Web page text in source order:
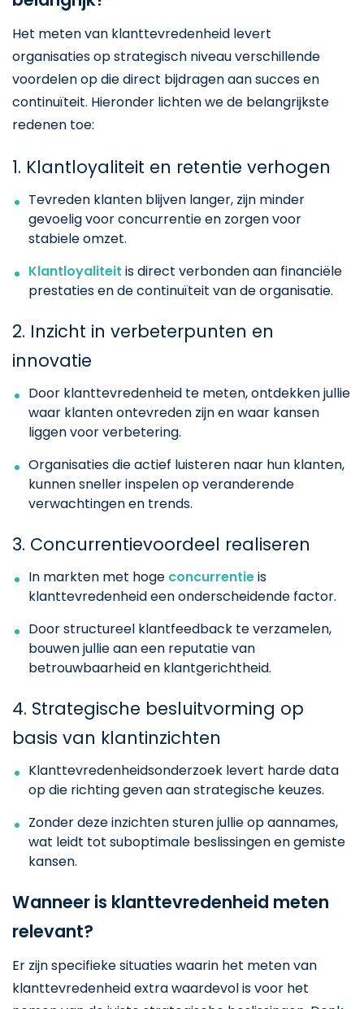
Het meten van klanttevredenheid levert
organisaties op strategisch niveau verschillende
voordelen op die direct bijdragen aan succes en
continuïteit. Hieronder lichten we de belangrijkste
redenen toe:
1. Klantloyaliteit en retentie verhogen
Tevreden klanten blijven langer, zijn minder
gevoelig voor concurrentie en zorgen voor
stabiele omzet.
Klantloyaliteit is direct verbonden aan financiële
prestaties en de continuïteit van de organisatie.
2. Inzicht in verbeterpunten en
innovatie
Door klanttevredenheid te meten, ontdekken jullie
waar klanten ontevreden zijn en waar kansen
liggen voor verbetering.
Organisaties die actief luisteren naar hun klanten,
kunnen sneller inspelen op veranderende
verwachtingen en trends.
3. Concurrentievoordeel realiseren
In markten met hoge concurrentieis
klanttevredenheid een onderscheidende factor.
Door structureel klantfeedback te verzamelen,
bouwen jullie aan een reputatie van
betrouwbaarheid en klantgerichtheid.
4. Strategische besluitvorming op
basis van klantinzichten
Klanttevredenheidsonderzoek levert harde data
op die richting geven aan strategische keuzes.
Zonder deze inzichten sturen jullie op aannames,
wat leidt tot suboptimale beslissingen en gemiste
kansen.
Wanneer is klanttevredenheid meten
relevant?
Er zijn specifieke situaties waarin het meten van
klanttevredenheid extra waardevol is voor het